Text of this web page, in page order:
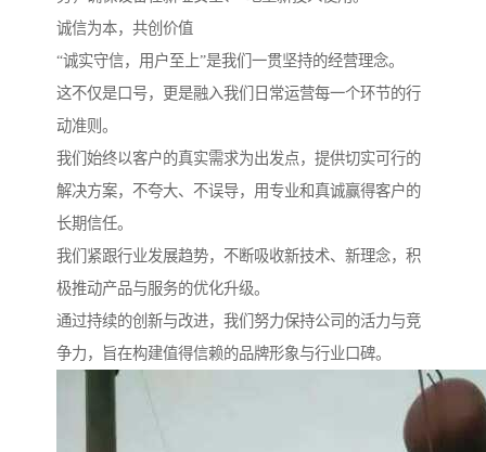
诚信为本，共创价值
“诚实守信，用户至上”是我们一贯坚持的经营理念。
这不仅是口号，更是融入我们日常运营每一个环节的行
动准则。
我们始终以客户的真实需求为出发点，提供切实可行的
解决方案，不夸大、不误导，用专业和真诚赢得客户的
长期信任。
我们紧跟行业发展趋势，不断吸收新技术、新理念，积
极推动产品与服务的优化升级。
通过持续的创新与改进，我们努力保持公司的活力与竞
争力，旨在构建值得信赖的品牌形象与行业口碑。